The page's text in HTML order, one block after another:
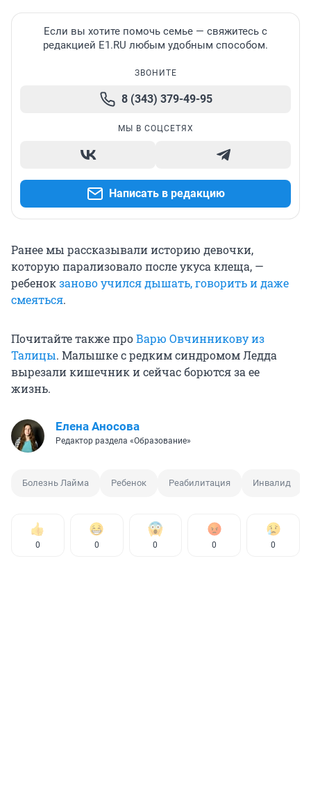
Если вы хотите помочь семье — свяжитесь с
редакцией E1.RU любым удобным способом.
ЗВОНИТЕ
8 (343) 379-49-95
МЫ В СОЦСЕТЯХ
Написать в редакцию
Ранее мы рассказывали историю девочки,
которую парализовало после укуса клеща, —
ребенокзаново учился дышать, говорить и даже
смеяться.
Почитайте также проВарю Овчинникову из
Талицы. Малышке с редким синдромом Ледда
вырезали кишечник и сейчас борются за ее
жизнь.
Елена Аносова
Редактор раздела «Образование»
Болезнь Лайма Ребенок Реабилитация Инвалид
0 0 0 0 0